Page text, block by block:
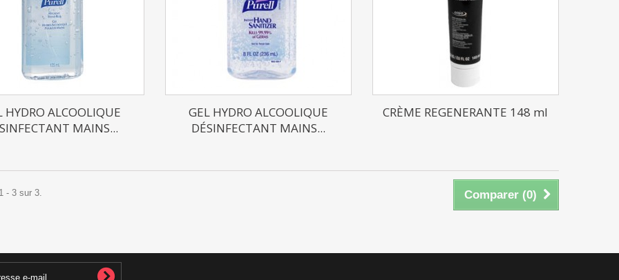
HYDRO ALCOOLIQUE
MAINS...
GEL HYDRO ALCOOLIQUE
DÉSINFECTANT MAINS...
CRÈME REGENERANTE 148 ml
Comparer (0)
- 3 sur 3.